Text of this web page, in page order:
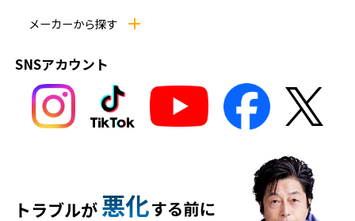
メーカーから探す
SNSアカウント